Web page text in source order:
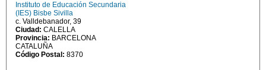
Instituto de Educación Secundaria
(IES) Bisbe Sivilla
c. Valldebanador, 39
Ciudad: CALELLA
Provincia: BARCELONA
CATALUÑA
Código Postal: 8370